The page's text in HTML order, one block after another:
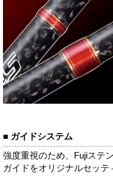
■ ガイドシステム
強度重視のため、Fujiステ
ガイドをオリジナルセッテ